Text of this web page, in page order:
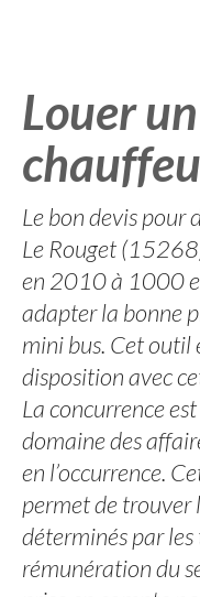
Louer
Le bon devis pour
Le Rouget
en 2010 à 1000
adapter la bonne
mini bus. Cet outil
disposition avec
La concurrence
domaine des
en l’occurrence.
permet de trouver
déterminés par
rémunération du